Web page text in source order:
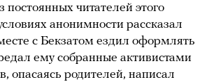
постоянных читателей этого
анонимности рассказал
с Бекзатом ездил оформлять
ему собранные активистами
опасаясь родителей, написал